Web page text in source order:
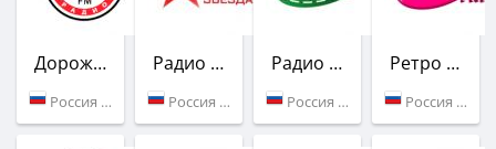
Дорожное радио
Россия (94.2 FM)
Радио Звезда
Россия (87.6 FM)
Радио Спутник
Россия (107.0 FM)
Ретро FM
Россия (100.0 FM)